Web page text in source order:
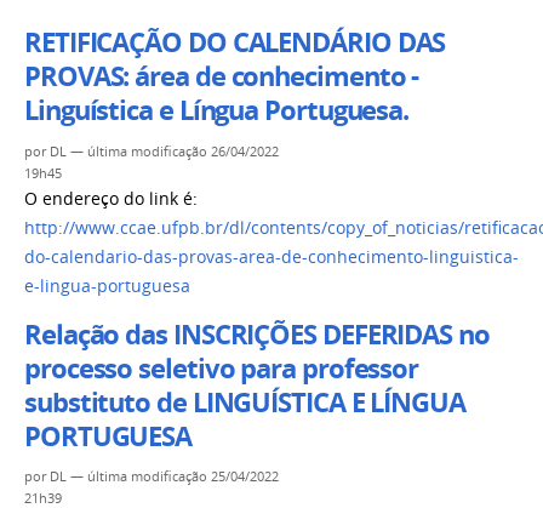
RETIFICAÇÃO DO CALENDÁRIO DAS
PROVAS: área de conhecimento -
Linguística e Língua Portuguesa.
por DL — última modificação 26/04/2022
19h45
O endereço do link é:
http://www.ccae.ufpb.br/dl/contents/copy_of_noticias/
do-calendario-das-provas-area-de-conhecimento-linguistica-
e-lingua-portuguesa
Relação das INSCRIÇÕES DEFERIDAS no
processo seletivo para professor
substituto de LINGUÍSTICA E LÍNGUA
PORTUGUESA
por DL — última modificação 25/04/2022
21h39